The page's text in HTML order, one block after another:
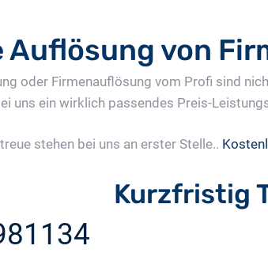
Auflösung von
oder Firmenauflösung vom Profi sind
uns ein wirklich passendes Preis-
stehen bei uns an erster Stelle..
Kurzfristig